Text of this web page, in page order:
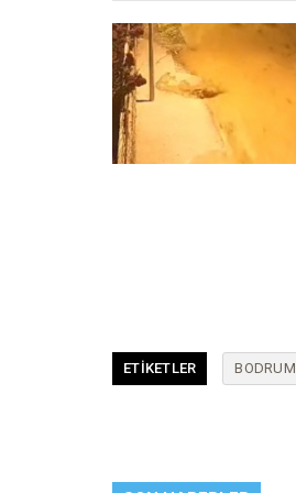
ETIKETLER BODRUM